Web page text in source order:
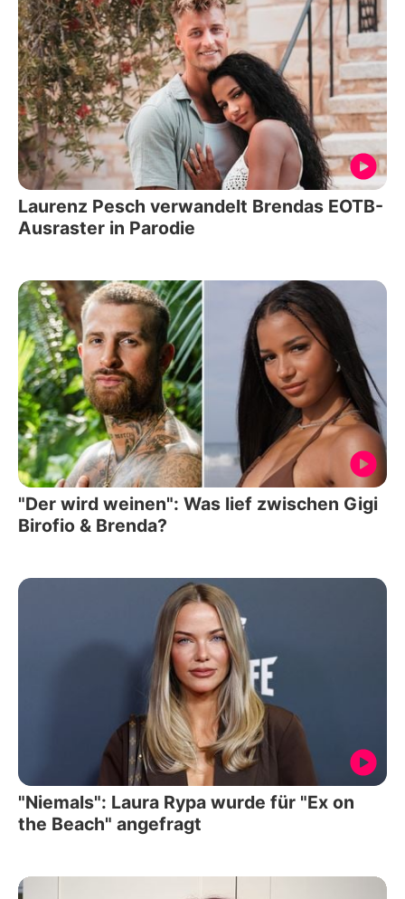
Laurenz Pesch verwandelt Brendas EOTB-
Ausraster in Parodie
"Der wird weinen": Was lief zwischen Gigi
Birofio & Brenda?
"Niemals": Laura Rypa wurde für "Ex on
the Beach" angefragt